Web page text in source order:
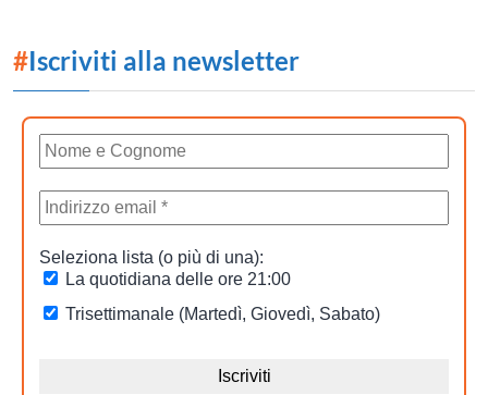
#Iscriviti alla newsletter